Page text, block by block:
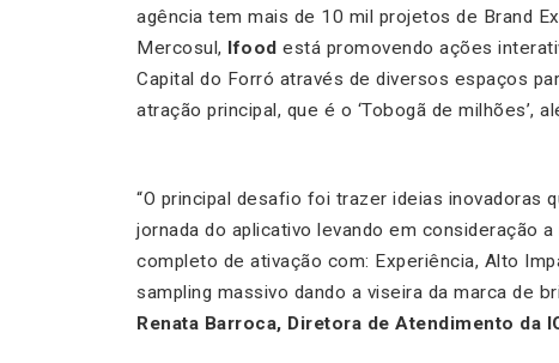
agência tem mais de 10 mil projetos de Brand
Mercosul, Ifood está promovendo ações
Capital do Forró através de diversos espaços
atração principal, que é o ‘Tobogã de milhões’,
“O principal desafio foi trazer ideias inovadoras
jornada do aplicativo levando em consideração
completo de ativação com: Experiência, Alto
sampling massivo dando a viseira da marca de
Renata Barroca, Diretora de Atendimento da